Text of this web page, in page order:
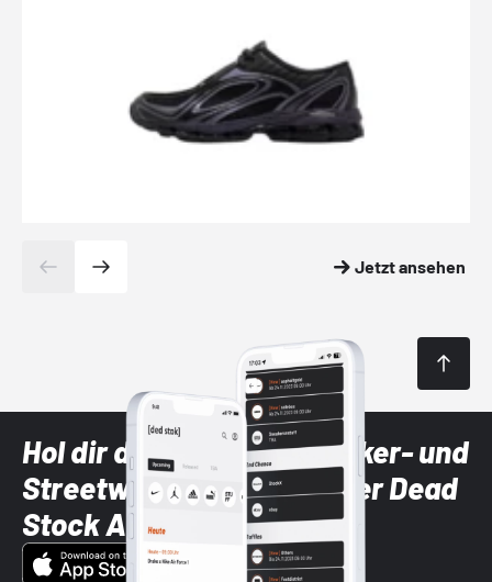
Jetzt ansehen
Hol dir die neuesten Sneaker- und
Streetwear-Brands mit der Dead
Stock App